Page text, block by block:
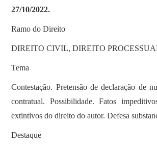
27/10/2022.
Ramo do Direito
DIREITO CIVIL, DIREITO
Tema
Contestação. Pretensão de declaração de
contratual. Possibilidade. Fatos
extintivos do direito do autor. Defesa
Destaque